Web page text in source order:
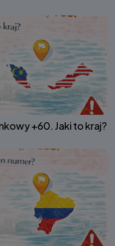
+60. Jaki to kraj?